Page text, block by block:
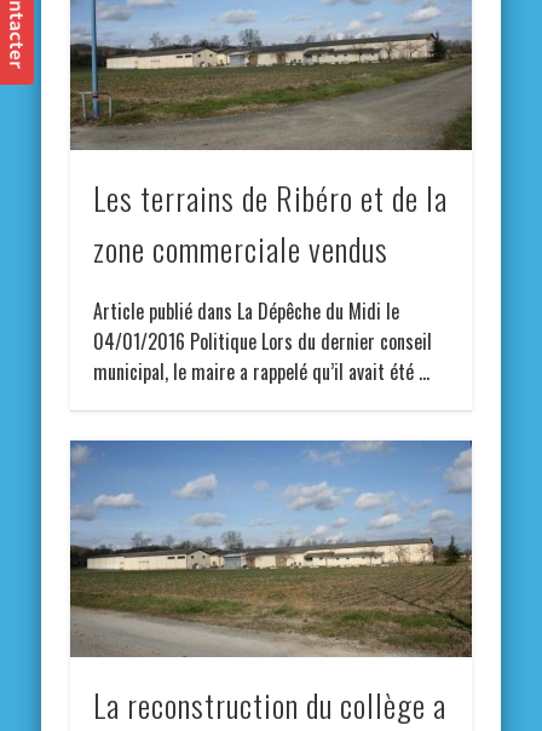
Les terrains de Ribéro et de la
zone commerciale vendus
Article publié dans La Dépêche du Midi le
04/01/2016 Politique Lors du dernier conseil
municipal, le maire a rappelé qu’il avait été …
La reconstruction du collège a